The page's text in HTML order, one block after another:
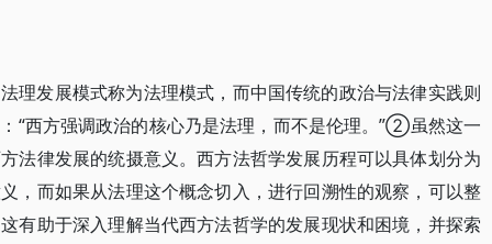
理发展模式称为法理模式，而中国传统的政治与法律实践则
“西方强调政治的核心乃是法理，而不是伦理。”②虽然这一
法律发展的统摄意义。西方法哲学发展历程可以具体划分为
，而如果从法理这个概念切入，进行回溯性的观察，可以整
有助于深入理解当代西方法哲学的发展现状和困境，并探索